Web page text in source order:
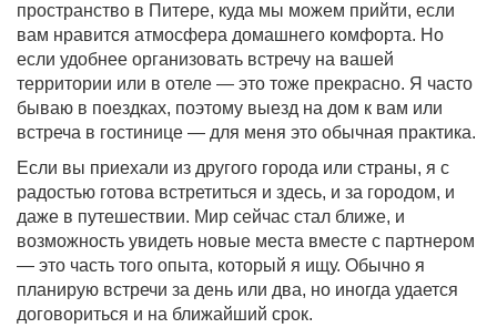
пространство в Питере, куда мы можем прийти, если
вам нравится атмосфера домашнего комфорта. Но
если удобнее организовать встречу на вашей
территории или в отеле — это тоже прекрасно. Я часто
бываю в поездках, поэтому выезд на дом к вам или
встреча в гостинице — для меня это обычная практика.
Если вы приехали из другого города или страны, я с
радостью готова встретиться и здесь, и за городом, и
даже в путешествии. Мир сейчас стал ближе, и
возможность увидеть новые места вместе с партнером
— это часть того опыта, который я ищу. Обычно я
планирую встречи за день или два, но иногда удается
договориться и на ближайший срок.